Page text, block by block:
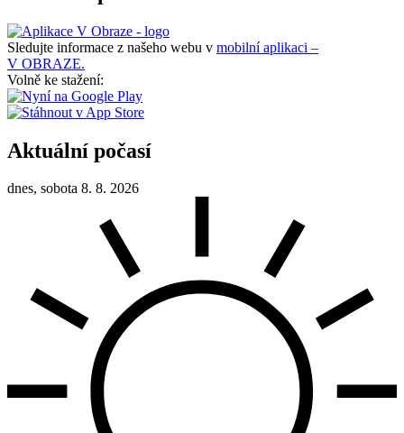
Sledujte informace z našeho webu v mobilní aplikaci –
V OBRAZE.
Volně ke stažení:
Aktuální počasí
dnes, sobota 8. 8. 2026